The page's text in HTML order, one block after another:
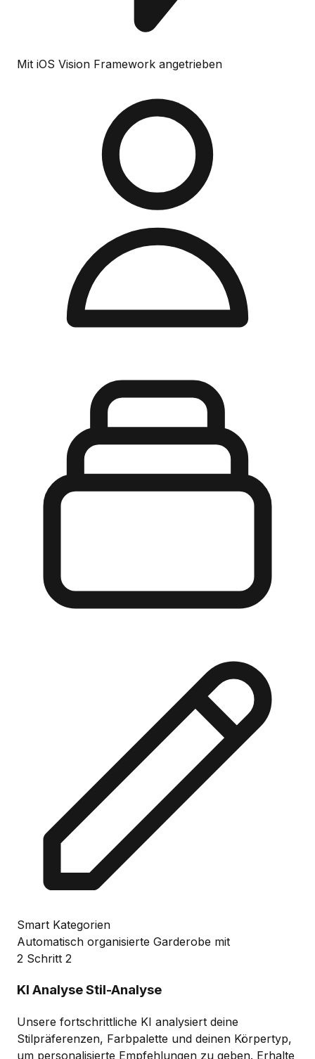
Mit iOS Vision Framework angetrieben
Smart Kategorien
Automatisch organisierte Garderobe mit
2 Schritt 2
KI AnalyseStil-Analyse
Unsere fortschrittliche KI analysiert deine
Stilpräferenzen, Farbpalette und deinen Körpertyp,
um personalisierte Empfehlungen zu geben. Erhalte